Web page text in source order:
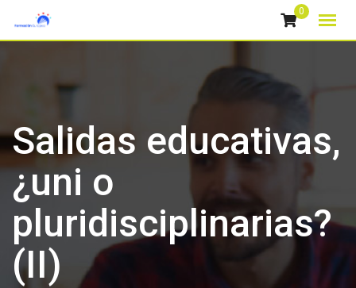
0
Salidas educativas,
¿uni o
pluridisciplinarias?
(II)